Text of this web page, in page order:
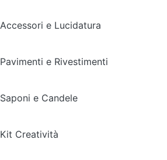
Accessori e Lucidatura
Pavimenti e Rivestimenti
Saponi e Candele
Kit Creatività